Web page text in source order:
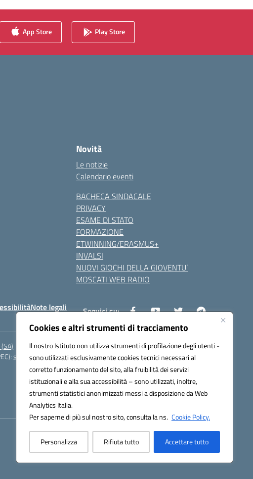
Cookies e altri strumenti di tracciamento
Il nostro Istituto non utilizza strumenti di profilazione degli utenti -
sono utilizzati esclusivamente cookies tecnici necessari al
corretto funzionamento del sito, alla fruibilità dei servizi
istituzionali e alla sua accessibilità – sono utilizzati, inoltre,
strumenti statistici anonimizzati messi a disposizione da Web
Analytics Italia.
Per saperne di più sul nostro sito, consulta la ns. Cookie Policy.
Personalizza Rifiuta tutto Accettare tutto
App Store Play Store
Novità
Le notizie
Calendario eventi
BACHECA SINDACALE
PRIVACY
ESAME DI STATO
FORMAZIONE
ETWINNING/ERASMUS+
INVALSI
NUOVI GIOCHI DELLA GIOVENTU’
MOSCATI WEB RADIO
Note legali Seguici su:
saic88800v@pec.istruzione.it